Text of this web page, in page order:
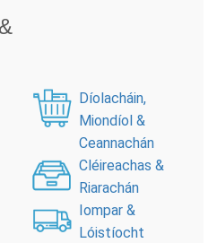
Díolacháin,
Miondíol &
Ceannachán
Cléireachas &
Riarachán
Iompar &
Lóistíocht